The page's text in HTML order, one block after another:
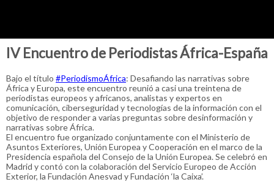
IV Encuentro de Periodistas África-España
Bajo el título #PeriodismoÁfrica: Desafiando las narrativas sobre
África y Europa, este encuentro reunió a casi una treintena de
periodistas europeos y africanos, analistas y expertos en
comunicación, ciberseguridad y tecnologías de la información con el
objetivo de responder a varias preguntas sobre desinformación y
narrativas sobre África.
El encuentro fue organizado conjuntamente con el Ministerio de
Asuntos Exteriores, Unión Europea y Cooperación en el marco de la
Presidencia española del Consejo de la Unión Europea. Se celebró en
Madrid y contó con la colaboración del Servicio Europeo de Acción
Exterior, la Fundación Anesvad y Fundación ‘la Caixa’.